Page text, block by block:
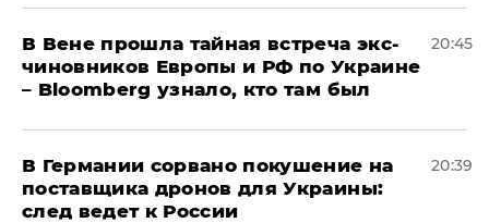
В Вене прошла тайная встреча экс-
чиновников Европы и РФ по Украине
– Bloomberg узнало, кто там был
20:45
​В Германии сорвано покушение на
поставщика дронов для Украины:
след ведет к России
20:39